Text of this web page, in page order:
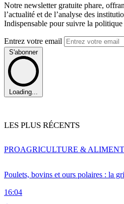
Notre newsletter gratuite phare,
l’actualité et de l’analyse des
Indispensable pour suivre la politique
Entrez votre email
S'abonner
Loading...
LES PLUS RÉCENTS
Poulets, bovins et ours polaires : la
16:04
PROAGRICULTURE &